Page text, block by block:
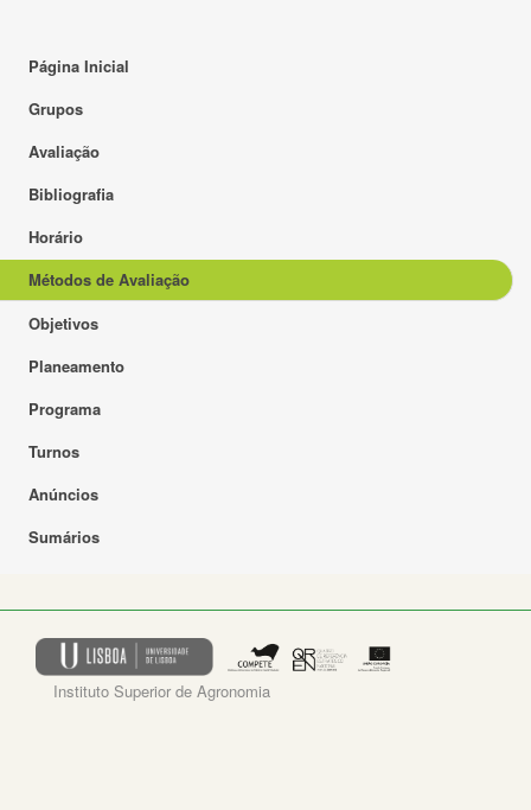
Página Inicial
Grupos
Avaliação
Bibliografia
Horário
Métodos de Avaliação
Objetivos
Planeamento
Programa
Turnos
Anúncios
Sumários
Instituto Superior de Agronomia